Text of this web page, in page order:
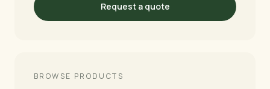
Request a quote
BROWSE PRODUCTS